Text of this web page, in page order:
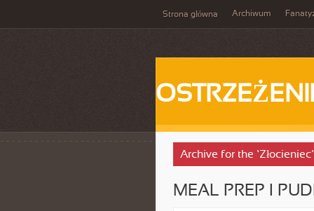
Strona główna Archiwum
Archive for the
MEAL PREP I